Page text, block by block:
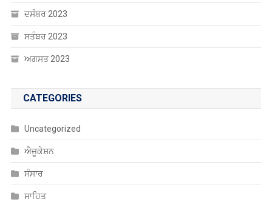
ਦਸੰਬਰ 2023
ਸਤੰਬਰ 2023
ਅਗਸਤ 2023
CATEGORIES
Uncategorized
ਐਜੂਕੇਸ਼ਨ
ਸੰਸਾਰ
ਸਾਹਿਤ